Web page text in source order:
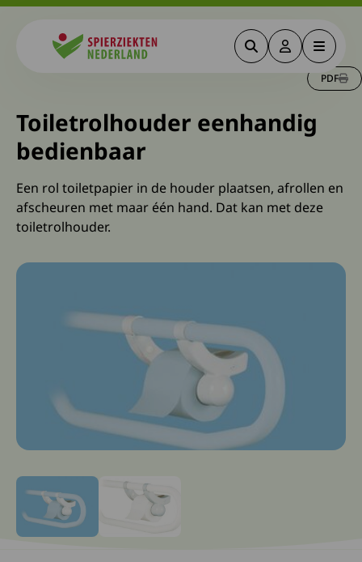
ZoekenDeze link
Menu
PDF
Toiletrolhouder eenhandig
bedienbaar
Een rol toiletpapier in de houder plaatsen, afrollen en
afscheuren met maar één hand. Dat kan met deze
toiletrolhouder.
Ga naar slide: 0 Ga naar slide: 1